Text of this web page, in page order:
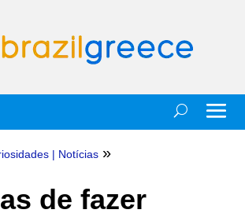
| Notícias »
de fazer